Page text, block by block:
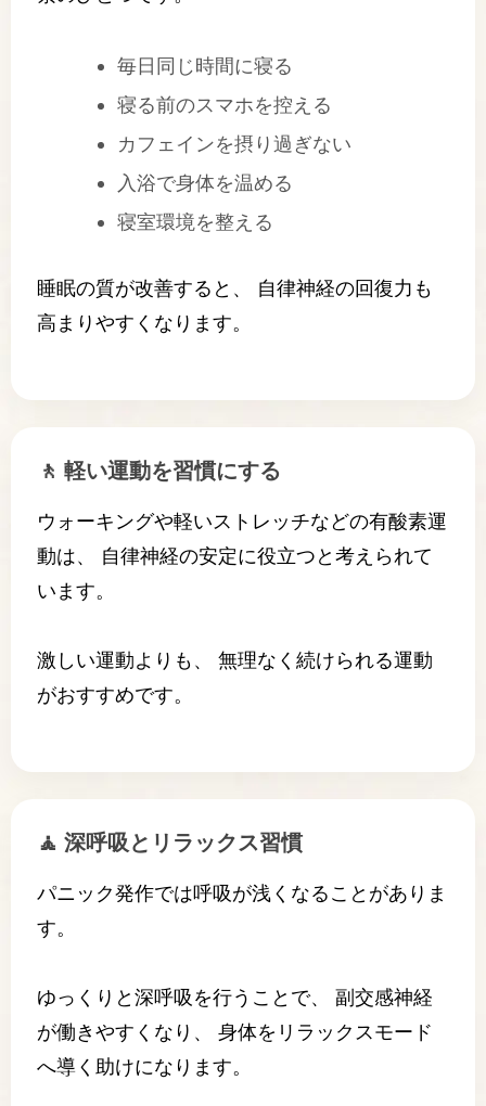
毎日同じ時間に寝る
寝る前のスマホを控える
カフェインを摂り過ぎない
入浴で身体を温める
寝室環境を整える
睡眠の質が改善すると、 自律神経の回復力も
高まりやすくなります。
🚶 軽い運動を習慣にする
ウォーキングや軽いストレッチなどの有酸素運
動は、 自律神経の安定に役立つと考えられて
います。
激しい運動よりも、 無理なく続けられる運動
がおすすめです。
🧘 深呼吸とリラックス習慣
パニック発作では呼吸が浅くなることがありま
す。
ゆっくりと深呼吸を行うことで、 副交感神経
が働きやすくなり、 身体をリラックスモード
へ導く助けになります。